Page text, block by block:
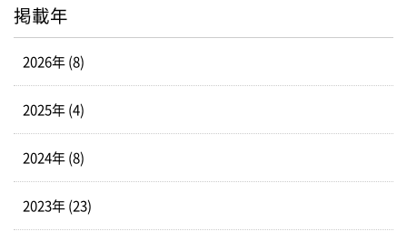
掲載年
2026年 (8)
2025年 (4)
2024年 (8)
2023年 (23)